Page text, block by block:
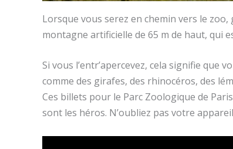
Lorsque vous serez en chemin vers le
montagne artificielle de 65 m de haut, qui
Si vous l’entr’apercevez, cela signifie que
comme des girafes, des rhinocéros, des
Ces billets pour le Parc Zoologique de
sont les héros. N’oubliez pas votre